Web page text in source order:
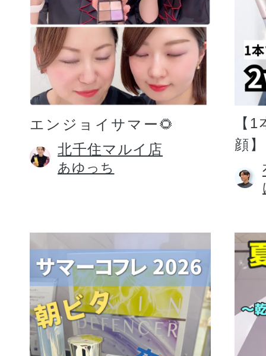
エンジョイサマー🌻
北千住マルイ店
あゆっち
【
顔】